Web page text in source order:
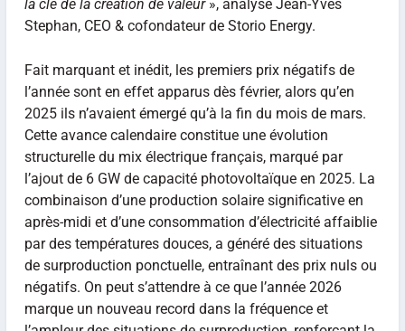
la clé de la création de valeur », analyse Jean-Yves
Stephan, CEO & cofondateur de Storio Energy.
Fait marquant et inédit, les premiers prix négatifs de
l’année sont en effet apparus dès février, alors qu’en
2025 ils n’avaient émergé qu’à la fin du mois de mars.
Cette avance calendaire constitue une évolution
structurelle du mix électrique français, marqué par
l’ajout de 6 GW de capacité photovoltaïque en 2025. La
combinaison d’une production solaire significative en
après-midi et d’une consommation d’électricité affaiblie
par des températures douces, a généré des situations
de surproduction ponctuelle, entraînant des prix nuls ou
négatifs. On peut s’attendre à ce que l’année 2026
marque un nouveau record dans la fréquence et